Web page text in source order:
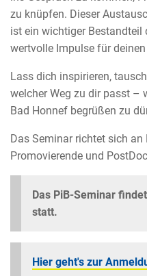
zu knüpfen. Dieser
ist ein wichtiger Bestandteil
wertvolle Impulse für
Lass dich inspirieren,
welcher Weg zu dir passt –
Bad Honnef begrüßen zu
Das Seminar richtet sich an
Promovierende und
Das PiB-Seminar
statt.
Hier geht's zur